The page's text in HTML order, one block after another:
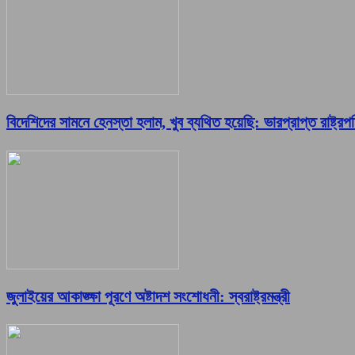
বিদেশিদের সামনে হেনস্তা হলাম, খুব ব্যথিত হয়েছি: ভারপ্রাপ্ত
জুলাইয়ের আকাঙ্ক্ষা পূরণে অষ্টাদশ সংশোধনী: স্বরাষ্ট্রমন্ত্রী